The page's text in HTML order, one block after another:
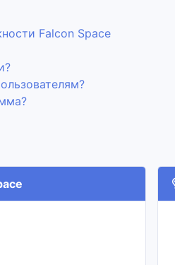
Falcon Space